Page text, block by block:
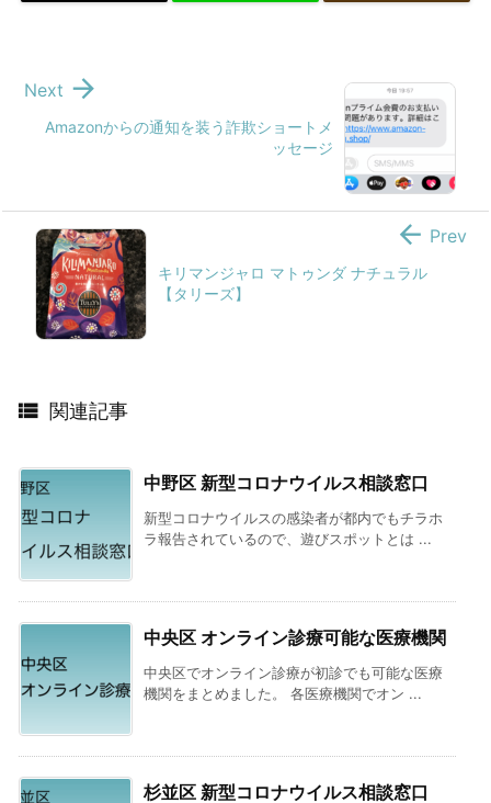
Amazonからの通知を装う詐欺ショートメ
ッセージ

Next
キリマンジャロ マトゥンダ ナチュラル
【タリーズ】
 Prev
 関連記事
中野区 新型コロナウイルス相談窓口
新型コロナウイルスの感染者が都内でもチラホ
ラ報告されているので、遊びスポットとは ...
中央区 オンライン診療可能な医療機関
中央区でオンライン診療が初診でも可能な医療
機関をまとめました。 各医療機関でオン ...
杉並区 新型コロナウイルス相談窓口